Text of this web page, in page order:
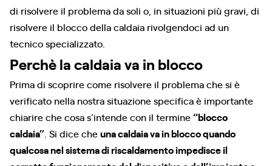
di risolvere il problema da soli o, in situazioni più gravi, di
risolvere il blocco della caldaia rivolgendoci ad un
tecnico specializzato.
Perchè la caldaia va in blocco
Prima di scoprire come risolvere il problema che si è
verificato nella nostra situazione specifica è importante
chiarire che cosa s’intende con il termine“blocco
caldaia” . Si dice cheuna caldaia va in blocco quando
qualcosa nel sistema di riscaldamento impedisce il